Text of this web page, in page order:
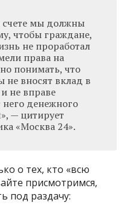
счете мы должны
чтобы граждане,
не проработал
права на
понимать, что
не вносят вклад в
не вправе
него денежного
— цитирует
«Москва 24».
о тех, кто «всю
присмотримся,
под раздачу: